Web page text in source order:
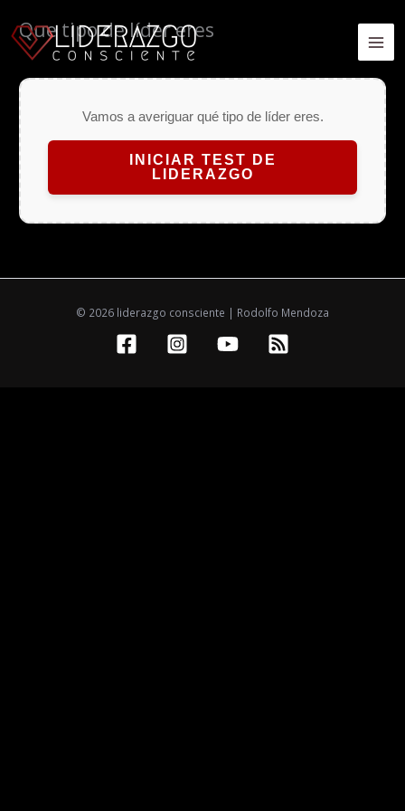
contenido
Que tipo de líder eres
Vamos a averiguar qué tipo de líder eres.
INICIAR TEST DE
LIDERAZGO
© 2026 liderazgo consciente | Rodolfo Mendoza